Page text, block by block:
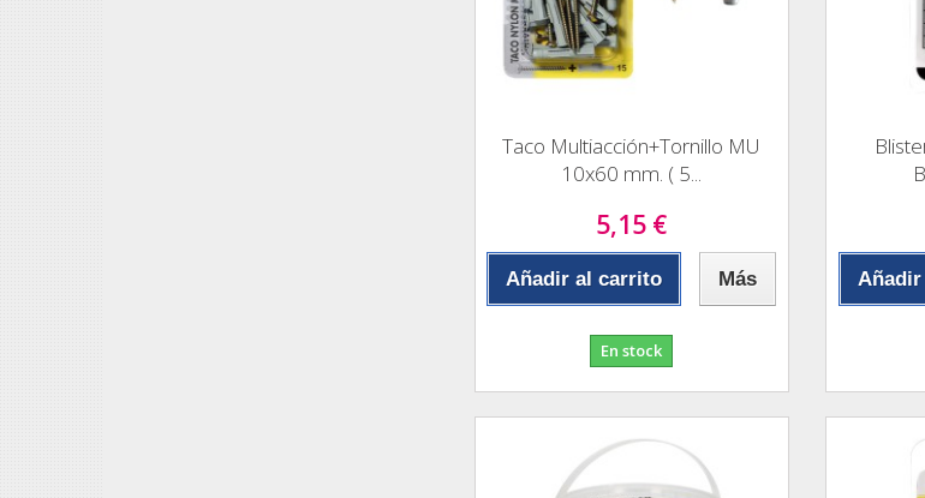
Taco Multiacción+Tornillo MU
10x60 mm. ( 5...
5,15 €
Añadir al carrito Más
En stock